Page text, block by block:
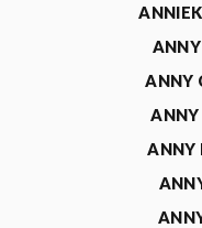
ANNY
ANNY
ANNY
ANNY